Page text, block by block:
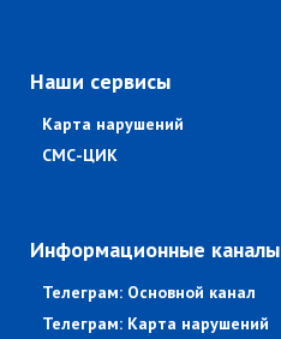
Наши сервисы
Карта нарушений
СМС-ЦИК
Информационные каналы
Телеграм: Основной канал
Телеграм: Карта нарушений